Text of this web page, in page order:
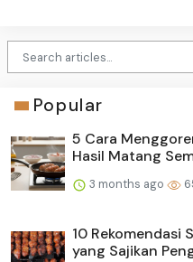
Popular
5 Cara
Hasil Matang
3 months ago
10 Rekomendasi
yang Sajikan